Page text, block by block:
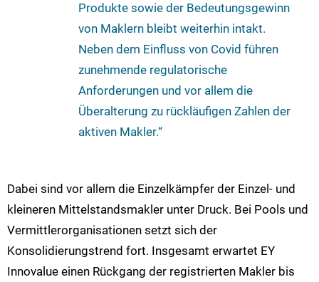
Produkte sowie der Bedeutungsgewinn
von Maklern bleibt weiterhin intakt.
Neben dem Einfluss von Covid führen
zunehmende regulatorische
Anforderungen und vor allem die
Überalterung zu rückläufigen Zahlen der
aktiven Makler.“
Dabei sind vor allem die Einzelkämpfer der Einzel- und
kleineren Mittelstandsmakler unter Druck. Bei Pools und
Vermittlerorganisationen setzt sich der
Konsolidierungstrend fort. Insgesamt erwartet EY
Innovalue einen Rückgang der registrierten Makler bis